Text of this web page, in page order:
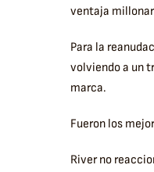
ventaja
Para la
volviendo a un
marca.
Fueron los
River no